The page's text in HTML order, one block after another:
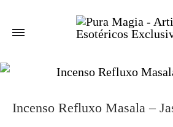
Incenso Refluxo Masala –